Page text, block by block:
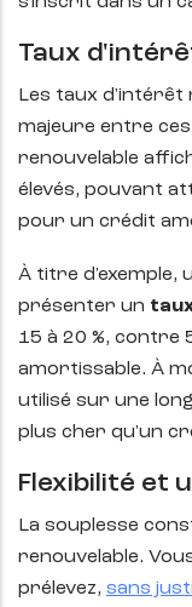
Taux
Les taux
majeure entre
renouvelable
élevés, pouvant
pour un crédit
À titre d'exemple,
présenter un
15 à 20 %, contre
amortissable. À
utilisé sur une
plus cher qu'un
Flexibilité et
La souplesse
renouvelable.
prélevez, sans